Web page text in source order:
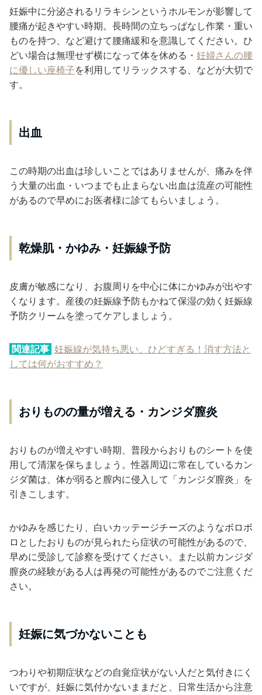
妊娠中に分泌されるリラキシンというホルモンが影響して
腰痛が起きやすい時期。長時間の立ちっぱなし作業・重い
ものを持つ、など避けて腰痛緩和を意識してください。ひ
どい場合は無理せず横になって体を休める・ 妊婦さんの腰
に優しい座椅子を利用してリラックスする、などが大切で
す。
出血
この時期の出血は珍しいことではありませんが、痛みを伴
う大量の出血・いつまでも止まらない出血は流産の可能性
があるので早めにお医者様に診てもらいましょう。
乾燥肌・かゆみ・妊娠線予防
皮膚が敏感になり、お腹周りを中心に体にかゆみが出やす
くなります。産後の妊娠線予防もかねて保湿の効く妊娠線
予防クリームを塗ってケアしましょう。
関連記事 妊娠線が気持ち悪い、ひどすぎる！消す方法と
しては何がおすすめ？
おりものの量が増える・カンジダ膣炎
おりものが増えやすい時期、普段からおりものシートを使
用して清潔を保ちましょう。性器周辺に常在しているカン
ジダ菌は、体が弱ると膣内に侵入して「カンジダ膣炎」を
引きこします。
かゆみを感じたり、白いカッテージチーズのようなボロボ
ロとしたおりものが見られたら症状の可能性があるので、
早めに受診して診察を受けてください。また以前カンジダ
膣炎の経験がある人は再発の可能性があるのでご注意くだ
さい。
妊娠に気づかないことも
つわりや初期症状などの自覚症状がない人だと気付きにく
いですが、妊娠に気付かないままだと、日常生活から注意